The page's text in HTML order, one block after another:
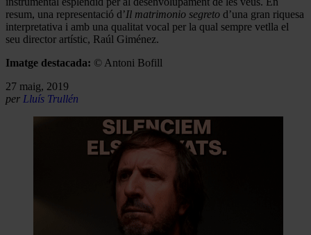
resum, una representació d’Il matrimonio segreto d’una gran riquesa
interpretativa i amb una qualitat vocal per la qual sempre vetlla el
seu director artístic, Raúl Giménez.
Imatge destacada: © Antoni Bofill
27 maig, 2019
per Lluís Trullén